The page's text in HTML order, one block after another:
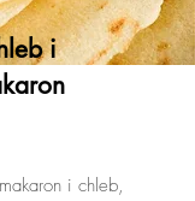
i
i chleb,